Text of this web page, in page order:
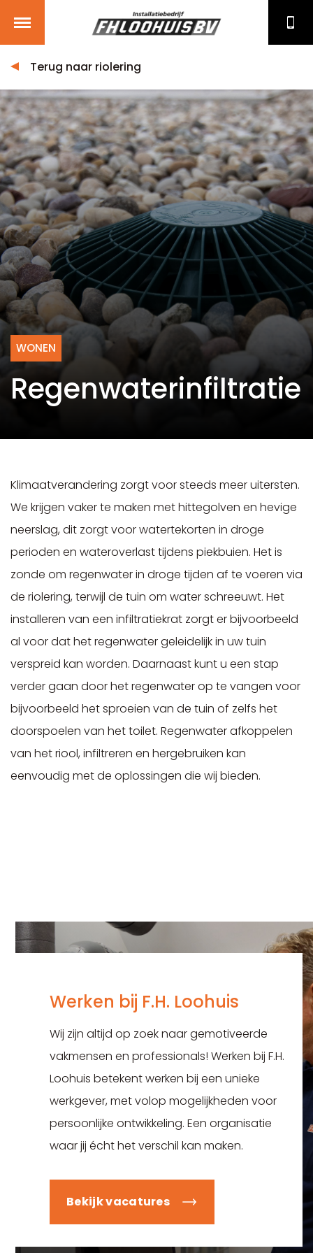
Terug naar riolering
WONEN
Regenwaterinfiltratie
Klimaatverandering zorgt voor steeds meer uitersten.
We krijgen vaker te maken met hittegolven en hevige
neerslag, dit zorgt voor watertekorten in droge
perioden en wateroverlast tijdens piekbuien. Het is
zonde om regenwater in droge tijden af te voeren via
de riolering, terwijl de tuin om water schreeuwt. Het
installeren van een infiltratiekrat zorgt er bijvoorbeeld
al voor dat het regenwater geleidelijk in uw tuin
verspreid kan worden. Daarnaast kunt u een stap
verder gaan door het regenwater op te vangen voor
bijvoorbeeld het sproeien van de tuin of zelfs het
doorspoelen van het toilet. Regenwater afkoppelen
van het riool, infiltreren en hergebruiken kan
eenvoudig met de oplossingen die wij bieden.
Werken bij F.H. Loohuis
Wij zijn altijd op zoek naar gemotiveerde
vakmensen en professionals! Werken bij F.H.
Loohuis betekent werken bij een unieke
werkgever, met volop mogelijkheden voor
persoonlijke ontwikkeling. Een organisatie
waar jij écht het verschil kan maken.
Bekijk vacatures